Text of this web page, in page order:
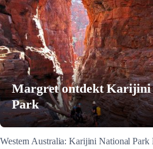
Margret ontdekt Karijini
Park
Western Australia: Karijini National Park